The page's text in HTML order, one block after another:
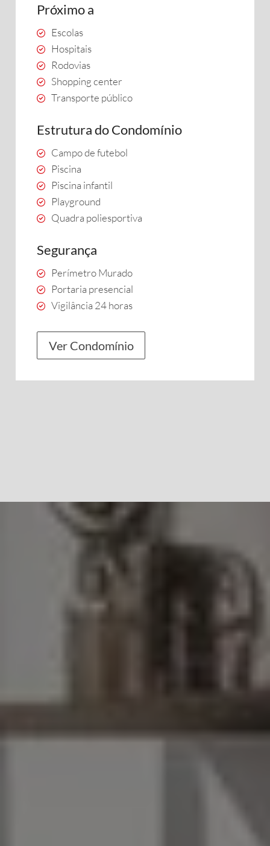
Próximo a
Escolas
Hospitais
Rodovias
Shopping center
Transporte público
Estrutura do Condomínio
Campo de futebol
Piscina
Piscina infantil
Playground
Quadra poliesportiva
Segurança
Perímetro Murado
Portaria presencial
Vigilância 24 horas
Ver Condomínio